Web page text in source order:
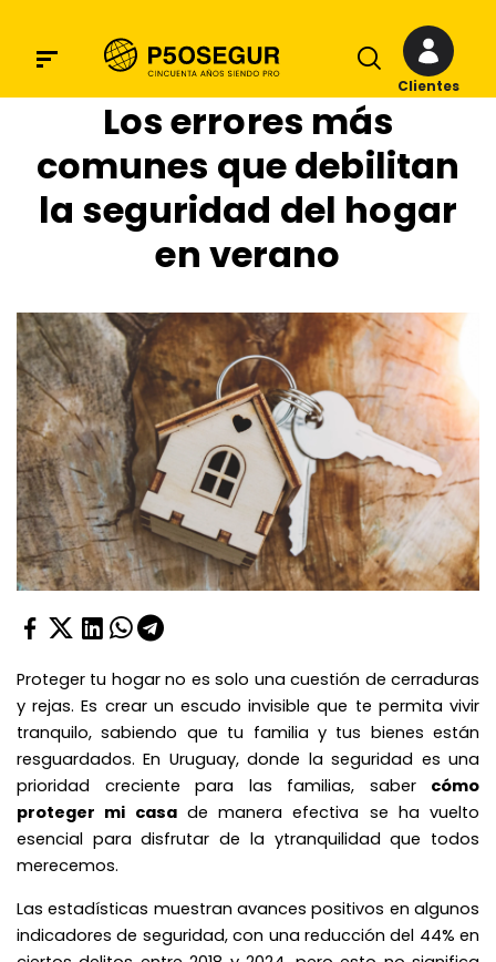
Clientes
Los errores más
comunes que debilitan
la seguridad del hogar
en verano
Proteger tu hogar no es solo una cuestión de cerraduras
y rejas. Es crear un escudo invisible que te permita vivir
tranquilo, sabiendo que tu familia y tus bienes están
resguardados. En Uruguay, donde la seguridad es una
prioridad creciente para las familias, saber cómo
proteger mi casade manera efectiva se ha vuelto
esencial para disfrutar de la ytranquilidad que todos
merecemos.
Las estadísticas muestran avances positivos en algunos
indicadores de seguridad, con una reducción del 44% en